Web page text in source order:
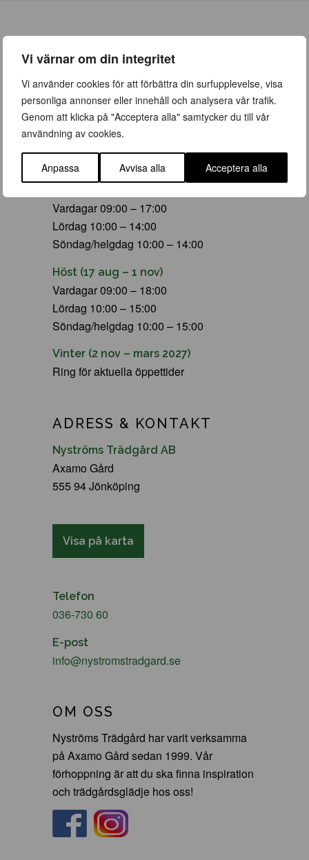
Vi värnar om din integritet
Vi använder cookies för att förbättra din surfupplevelse, visa
personliga annonser eller innehåll och analysera vår trafik.
Genom att klicka på "Acceptera alla" samtycker du till vår
användning av cookies.
Anpassa Avvisa alla Acceptera alla
ÖPPETTIDER
Vår (23 mars – 28 juni)
Vardagar 09:00 – 19:00
Lördag 10:00 – 16:00
Söndag/helgdag 10:00 – 16:00
Vardagar 09:00 – 17:00
Lördag 10:00 – 14:00
Söndag/helgdag 10:00 – 14:00
Höst (17 aug – 1 nov)
Vardagar 09:00 – 18:00
Lördag 10:00 – 15:00
Söndag/helgdag 10:00 – 15:00
Vinter (2 nov – mars 2027)
Ring för aktuella öppettider
ADRESS & KONTAKT
Nyströms Trädgård AB
Axamo Gård
555 94 Jönköping
Visa på karta
Telefon
036-730 60
E-post
info@nystromstradgard.se
OM OSS
Nyströms Trädgård har varit verksamma
på Axamo Gård sedan 1999. Vår
förhoppning är att du ska finna inspiration
och trädgårdsglädje hos oss!